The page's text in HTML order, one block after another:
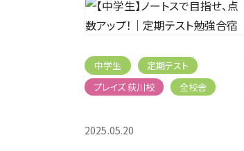
中学生
定期テスト
プレイズ 荻川校
全校舎
2025.05.20